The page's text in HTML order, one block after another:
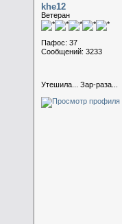
khe12
Ветеран
Пафос: 37
Сообщений: 3233
Утешила... Зар-раза...